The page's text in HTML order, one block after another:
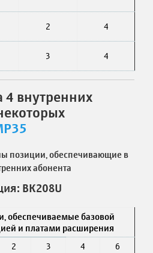
2 4
3 4
4 внутренних
позиции, обеспечивающие в
абонента
ВК208U
обеспечиваемые базовой
и платами расширения
2 3 4 6